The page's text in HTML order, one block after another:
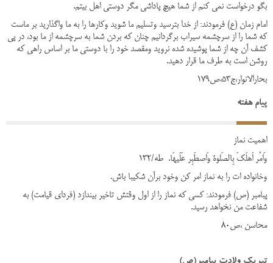
بگو درخواست نمی کنم از شما هیچ پاداشی مگر دوستی اهل بیتم.
امام زمان (ع) فرمودند: از خدا بترسید وتسلیم ما شوید وکارها را به ما واگذارید بر ماست
که شما را از سرچشمه سیراب برگردانیم چنان که بردن شما به سرچشمه از ما بود، در پی
کشف آن چه از شما پوشیده شده نروید ومقصد خود را با دوستی ما بر اساس راهی که
روشن است به طرف ما قرار دهید.
بحارالانوار،ج53،ص179
پیام هفته
اهمیت نماز
وَامُر اَهلَکَ بِالصَلوة وَاصطَبِر عَلَیهَا. طه/132
وخانواده ات را به نماز امر کن وخود برآن شکیبا باش.
پبامبر (ص) فرمودند: کسی که نماز را از اول وقتش تاخیر بیندازد (فردای قیامت) به
شفاعت من نخواهد رسید.
محاسن ،ص80